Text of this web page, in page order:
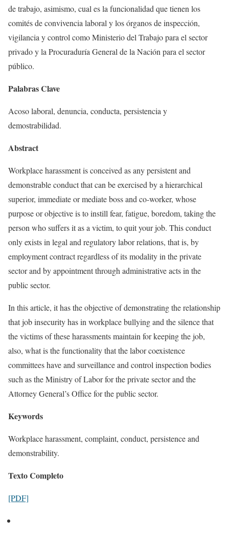
de trabajo, asimismo, cual es la funcionalidad que tienen los
comités de convivencia laboral y los órganos de inspección,
vigilancia y control como Ministerio del Trabajo para el sector
privado y la Procuraduría General de la Nación para el sector
público.
Palabras Clave
Acoso laboral, denuncia, conducta, persistencia y
demostrabilidad.
Abstract
Workplace harassment is conceived as any persistent and
demonstrable conduct that can be exercised by a hierarchical
superior, immediate or mediate boss and co-worker, whose
purpose or objective is to instill fear, fatigue, boredom, taking the
person who suffers it as a victim, to quit your job. This conduct
only exists in legal and regulatory labor relations, that is, by
employment contract regardless of its modality in the private
sector and by appointment through administrative acts in the
public sector.
In this article, it has the objective of demonstrating the relationship
that job insecurity has in workplace bullying and the silence that
the victims of these harassments maintain for keeping the job,
also, what is the functionality that the labor coexistence
committees have and surveillance and control inspection bodies
such as the Ministry of Labor for the private sector and the
Attorney General’s Office for the public sector.
Keywords
Workplace harassment, complaint, conduct, persistence and
demonstrability.
Texto Completo
[PDF]